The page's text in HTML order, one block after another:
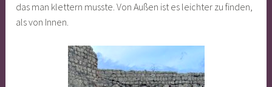
das man klettern musste. Von Außen ist es leichter zu finden,
als von Innen.